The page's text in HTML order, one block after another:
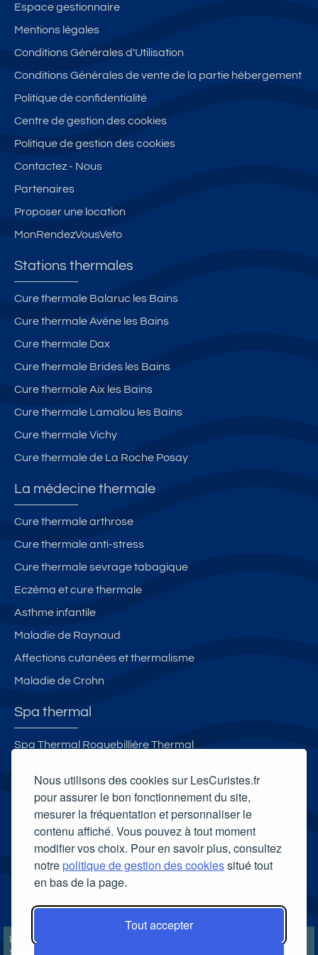
Nous utilisons des cookies sur LesCuristes.fr
pour assurer le bon fonctionnement du site,
mesurer la fréquentation et personnaliser le
contenu affiché. Vous pouvez à tout moment
modifier vos choix. Pour en savoir plus, consultez
notrepolitique de gestion des cookiessitué tout
en bas de la page.
Tout accepter
lé
é
et
c
m
e
**
a
e
c
b
c
o
n
p
ki
g
le
ai
Espace gestionnaire
Mentions légales
Conditions Générales d'Utilisation
Conditions Générales de vente de la partie hébergement
Politique de confidentialité
Centre de gestion des cookies
Politique de gestion des cookies
Contactez - Nous
Partenaires
Proposer une location
MonRendezVousVeto
Stations thermales
Cure thermale Balaruc les Bains
Cure thermale Avène les Bains
Cure thermale Dax
Cure thermale Brides les Bains
Cure thermale Aix les Bains
Cure thermale Lamalou les Bains
Cure thermale Vichy
Cure thermale de La Roche Posay
La médecine thermale
Cure thermale arthrose
Cure thermale anti-stress
Cure thermale sevrage tabagique
Eczéma et cure thermale
Asthme infantile
Maladie de Raynaud
Affections cutanées et thermalisme
Maladie de Crohn
Spa thermal
Spa Thermal Roquebillière Thermal
Spa thermal Les Bains du Rocher
Carte cadeau spa Vichy
Carte cadeau spa Bagnoles-de-l'Orne
Carte cadeau spa Saubusse
Carte cadeau spa Châtel-Guyon
LesCuristes.fr participe et est conforme à l'ensemble des
Spécifications et Politiques du Transparency & Consent Framework